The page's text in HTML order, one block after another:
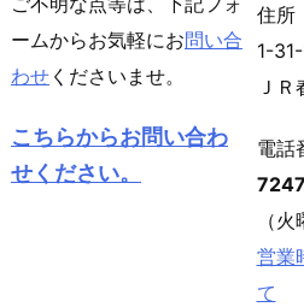
ームからお気軽にお問い合
わせ くださいませ。
こちらからお問い合わ
せください。
住所
1-
ＪＲ
電
7247
（
営業
て